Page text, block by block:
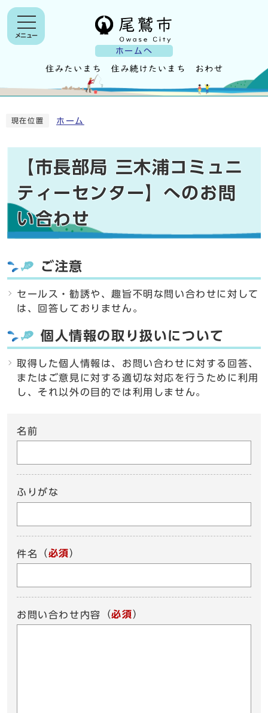
ホームへ
メニュー
現在位置 ホーム
【市長部局 三木浦コミュニ
ティーセンター】へのお問
い合わせ
ご注意
セールス・勧誘や、趣旨不明な問い合わせに対して
は、回答しておりません。
個人情報の取り扱いについて
取得した個人情報は、お問い合わせに対する回答、
またはご意見に対する適切な対応を行うために利用
し、それ以外の目的では利用しません。
名前
ふりがな
件名 （必須）
お問い合わせ内容 （必須）